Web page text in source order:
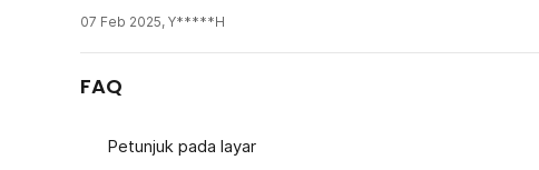
07 Feb 2025, Y*****H
FAQ
Petunjuk pada layar